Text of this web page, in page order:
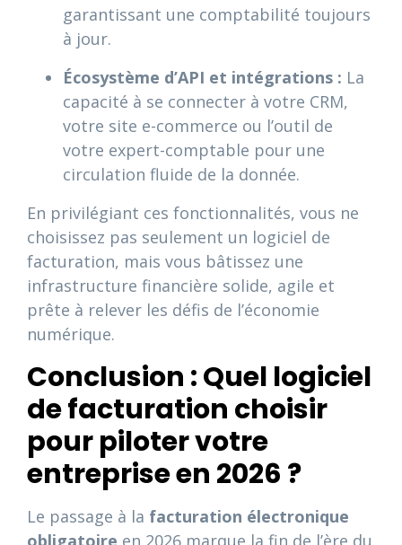
garantissant une comptabilité toujours
à jour.
Écosystème d’API et intégrations : La
capacité à se connecter à votre CRM,
votre site e-commerce ou l’outil de
votre expert-comptable pour une
circulation fluide de la donnée.
En privilégiant ces fonctionnalités, vous ne
choisissez pas seulement un logiciel de
facturation, mais vous bâtissez une
infrastructure financière solide, agile et
prête à relever les défis de l’économie
numérique.
Conclusion : Quel logiciel
de facturation choisir
pour piloter votre
entreprise en 2026 ?
Le passage à la facturation électronique
obligatoire en 2026 marque la fin de l’ère du